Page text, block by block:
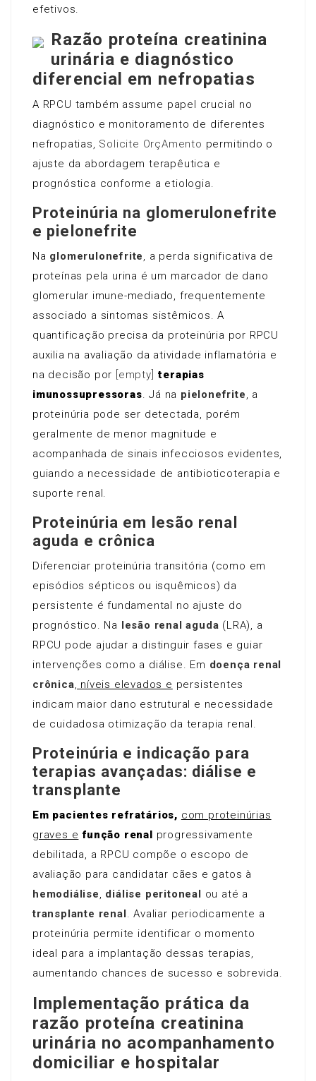
efetivos.
Razão proteína creatinina
urinária e diagnóstico
diferencial em nefropatias
A RPCU também assume papel crucial no
diagnóstico e monitoramento de diferentes
nefropatias, Solicite OrçAmento permitindo o
ajuste da abordagem terapêutica e
prognóstica conforme a etiologia.
Proteinúria na glomerulonefrite
e pielonefrite
Na glomerulonefrite, a perda significativa de
proteínas pela urina é um marcador de dano
glomerular imune-mediado, frequentemente
associado a sintomas sistêmicos. A
quantificação precisa da proteinúria por RPCU
auxilia na avaliação da atividade inflamatória e
na decisão por
[empty] terapias
imunossupressoras. Já na pielonefrite, a
proteinúria pode ser detectada, porém
geralmente de menor magnitude e
acompanhada de sinais infecciosos evidentes,
guiando a necessidade de antibioticoterapia e
suporte renal.
Proteinúria em lesão renal
aguda e crônica
Diferenciar proteinúria transitória (como em
episódios sépticos ou isquêmicos) da
persistente é fundamental no ajuste do
prognóstico. Na lesão renal aguda (LRA), a
RPCU pode ajudar a distinguir fases e guiar
intervenções como a diálise. Em doença renal
crônica, níveis elevados e persistentes
indicam maior dano estrutural e necessidade
de cuidadosa otimização da terapia renal.
Proteinúria e indicação para
terapias avançadas: diálise e
transplante
Em pacientes refratários, com proteinúrias
graves e função renal progressivamente
debilitada, a RPCU compõe o escopo de
avaliação para candidatar cães e gatos à
hemodiálise, diálise peritoneal ou até a
transplante renal. Avaliar periodicamente a
proteinúria permite identificar o momento
ideal para a implantação dessas terapias,
aumentando chances de sucesso e sobrevida.
Implementação prática da
razão proteína creatinina
urinária no acompanhamento
domiciliar e hospitalar